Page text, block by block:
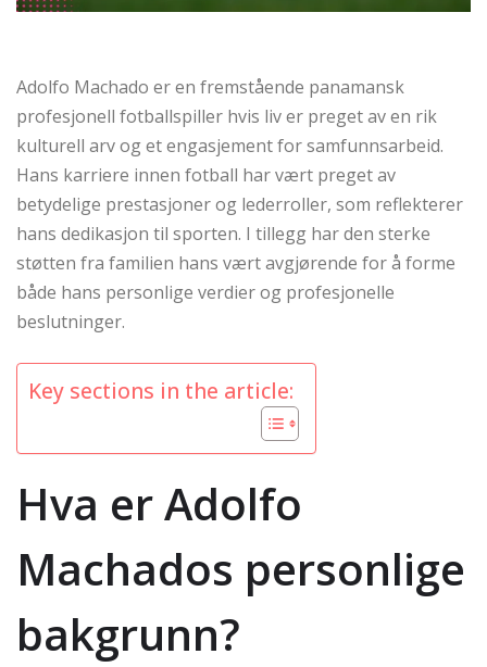
Adolfo Machado er en fremstående panamansk
profesjonell fotballspiller hvis liv er preget av en rik
kulturell arv og et engasjement for samfunnsarbeid.
Hans karriere innen fotball har vært preget av
betydelige prestasjoner og lederroller, som reflekterer
hans dedikasjon til sporten. I tillegg har den sterke
støtten fra familien hans vært avgjørende for å forme
både hans personlige verdier og profesjonelle
beslutninger.
Key sections in the article:
Hva er Adolfo
Machados personlige
bakgrunn?